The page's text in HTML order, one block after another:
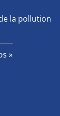
la pollution